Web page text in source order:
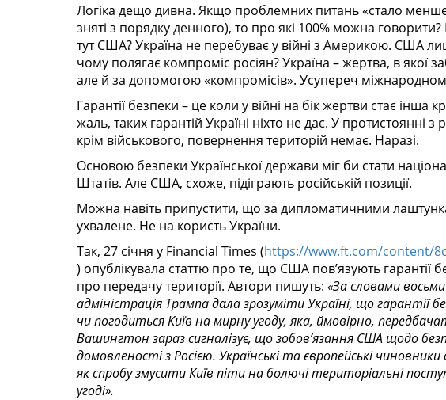
Логіка дещо дивна. Якщо проблемних питань «стало
зняті з порядку денного), то про які 100% можна
тут США? Україна не перебуває у війні з Америкою. США
чому полягає компроміс росіян? Україна – жертва, в якої
але й за допомогою «компромісів». Усупереч
Гарантії безпеки – це коли у війні на бік жертви стає інша
жаль, таких гарантій Україні ніхто не дає. У протистоянні
крім військового, повернення територій немає. Наразі.
Основою безпеки Української держави міг би стати
Штатів. Але США, схоже, підіграють російській позиції.
Можна навіть припустити, що за дипломатичними
ухвалене. Не на користь України.
Так, 27 січня у Financial Times (https://www.ft.com/content/
) опублікувала статтю про те, що США пов’язують
про передачу території. Автори пишуть: «За словами
адміністрація Трампа дала зрозуміти Україні, що гарантії
чи погодиться Київ на мирну угоду, яка, ймовірно,
Вашингтон зараз сигналізує, що зобов’язання США щодо
домовленості з Росією. Українські та європейські
як спробу змусити Київ піти на болючі територіальні
угоді».